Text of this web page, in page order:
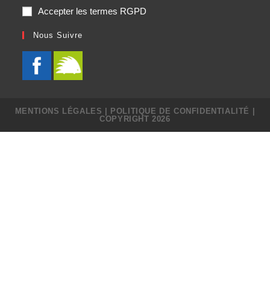
Accepter les termes RGPD
Nous Suivre
MENTIONS LÉGALES POLITIQUE DE CONFIDENTIALITÉ
COPYRIGHT 2026